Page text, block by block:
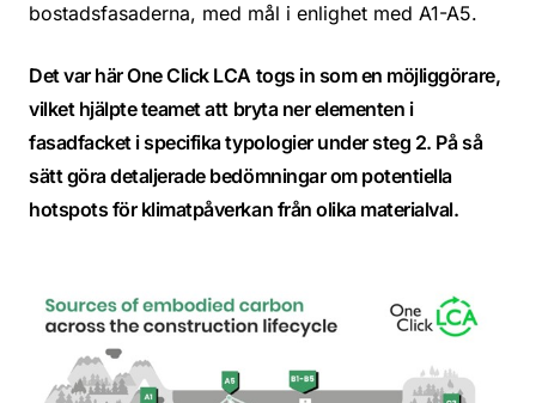
bostadsfasaderna, med mål i enlighet med A1-A5.
Det var här One Click LCA togs in som en möjliggörare,
vilket hjälpte teamet att bryta ner elementen i
fasadfacket i specifika typologier under steg 2. På så
sätt göra detaljerade bedömningar om potentiella
hotspots för klimatpåverkan från olika materialval.